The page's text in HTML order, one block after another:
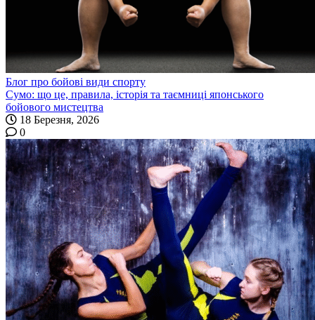
Блог про бойові види спорту
Сумо: що це, правила, історія та таємниці японського
бойового мистецтва
18 Березня, 2026
0